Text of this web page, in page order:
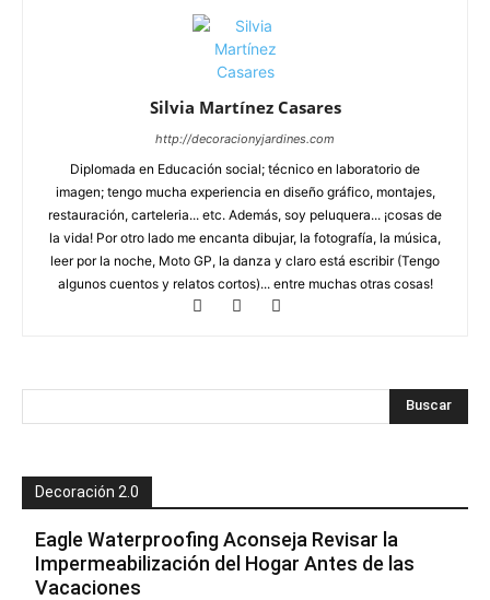
Silvia Martínez Casares
http://decoracionyjardines.com
Diplomada en Educación social; técnico en laboratorio de
imagen; tengo mucha experiencia en diseño gráfico, montajes,
restauración, carteleria... etc. Además, soy peluquera... ¡cosas de
la vida! Por otro lado me encanta dibujar, la fotografía, la música,
leer por la noche, Moto GP, la danza y claro está escribir (Tengo
algunos cuentos y relatos cortos)... entre muchas otras cosas!
Decoración 2.0
Eagle Waterproofing Aconseja Revisar la
Impermeabilización del Hogar Antes de las
Vacaciones